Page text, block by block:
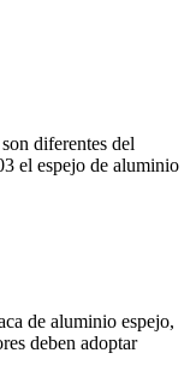
diferentes del
el espejo de aluminio
de aluminio espejo,
deben adoptar